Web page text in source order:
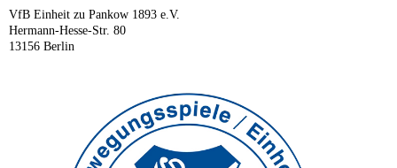
VfB Einheit zu Pankow 1893 e.V.
Hermann-Hesse-Str. 80
13156 Berlin